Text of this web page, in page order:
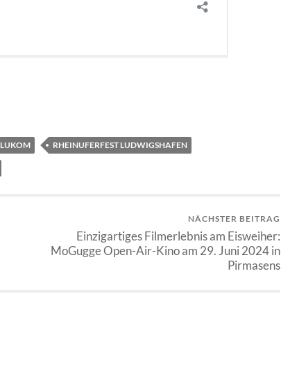
LUKOM RHEINUFERFEST LUDWIGSHAFEN
NÄCHSTER BEITRAG
Einzigartiges Filmerlebnis am Eisweiher:
MoGugge Open-Air-Kino am 29. Juni 2024 in
Pirmasens